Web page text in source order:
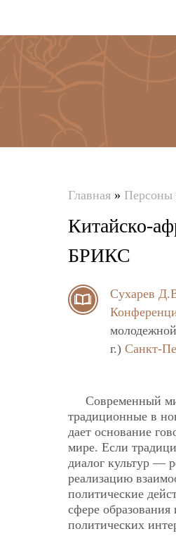
здесь
Главная » Персоны
Китайско-
БРИКС
Сухарев
г.) Санкт-
Современный
традиционные в
дает основание
мире. Если
диалог культур —
реализацию
политические
сфере
политических